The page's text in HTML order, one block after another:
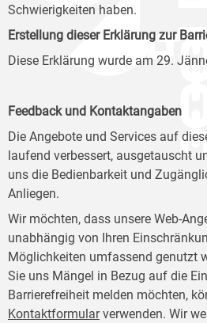
Schwierigkeiten haben.
Erstellung dieser Erklärung zur
Diese Erklärung wurde am 29.
Feedback und Kontaktangaben
Die Angebote und Services auf
laufend verbessert, ausgetauscht
uns die Bedienbarkeit und
Anliegen.
Wir möchten, dass unsere Web-
unabhängig von Ihren
Möglichkeiten umfassend genutzt
Sie uns Mängel in Bezug auf die
Barrierefreiheit melden möchten,
Kontaktformularverwenden. Wir